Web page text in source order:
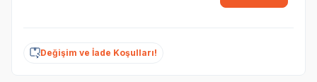
Değişim ve İade Koşulları!